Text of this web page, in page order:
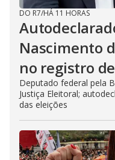
DO R7/HÁ 11 HORAS
Nascimento
no registro
Deputado federal pela
Justiça Eleitoral;
das eleições